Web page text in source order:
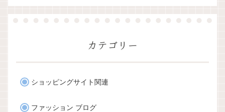
カテゴリー
ショッピングサイト関連
ファッション ブログ